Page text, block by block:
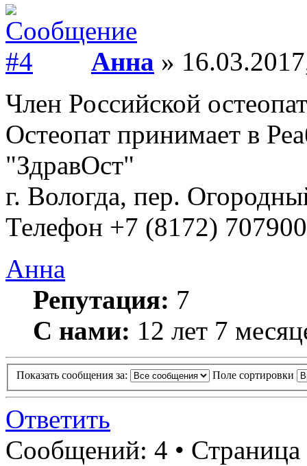
Анна »
Член Российской
Остеопат принимает в
"ЗдравОст"
г. Вологда, пер.
Телефон +7 (8172) 707900
Анна
Репутация: 7
С нами: 12 лет 7
Показать сообщения за: Поле сортировки
Ответить
Сообщений: 4 • Страница